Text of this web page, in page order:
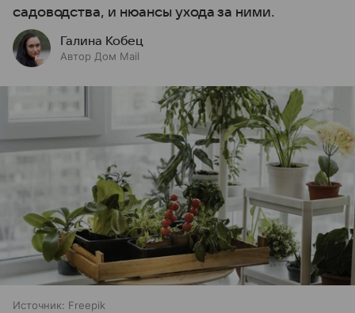
садоводства, и нюансы ухода за ними.
Галина Кобец
Автор Дом Mail
Источник: Freepik